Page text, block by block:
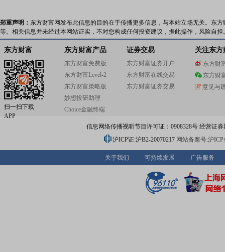
郑重声明： 东方财富网发布此信息的目的在于传播更多信息，与本站立场无关。东
等。相关信息并未经过本网站证实，不对您构成任何投资建议，据此操作，风险自担